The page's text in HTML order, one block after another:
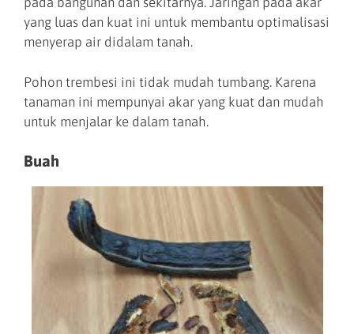
yang luas dan kuat ini untuk membantu optimalisasi
menyerap air didalam tanah.
Pohon trembesi ini tidak mudah tumbang. Karena
tanaman ini mempunyai akar yang kuat dan mudah
untuk menjalar ke dalam tanah.
Buah